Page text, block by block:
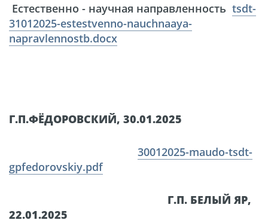
Естественно - научная направленность tsdt-
31012025-estestvenno-nauchnaaya-
napravlennostb.docx
Г.П.ФЁДОРОВСКИЙ, 30.01.2025
30012025-maudo-tsdt-
gpfedorovskiy.pdf
Г.П. БЕЛЫЙ ЯР,
22.01.2025